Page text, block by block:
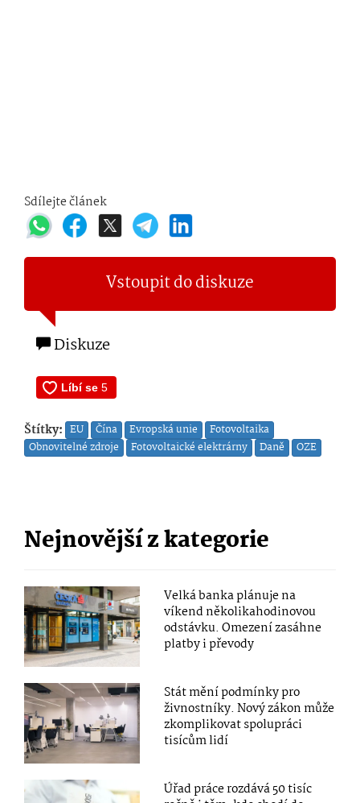
Sdílejte článek
Vstoupit do diskuze
Diskuze
Štítky: EU Čína Evropská unie
Fotovoltaika
Obnovitelné zdroje
Fotovoltaické elektrárny Daně OZE
Nejnovější z kategorie
Velká banka plánuje na
víkend několikahodinovou
odstávku. Omezení zasáhne
platby i převody
Stát mění podmínky pro
živnostníky. Nový zákon může
zkomplikovat spolupráci
tisícům lidí
Úřad práce rozdává 50 tisíc